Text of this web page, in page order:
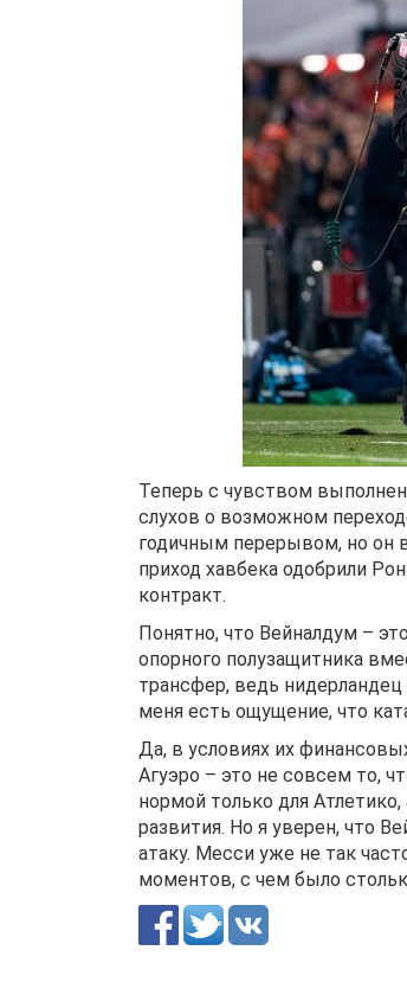
Теперь с чувством
слухов о возможном
годичным перерывом, но он
приход хавбека одобрили
контракт.
Понятно, что Вейналдум –
опорного полузащитника
трансфер, ведь
меня есть ощущение, что
Да, в условиях их
Агуэро – это не совсем то,
нормой только для
развития. Но я уверен, что
атаку. Месси уже не так
моментов, с чем было